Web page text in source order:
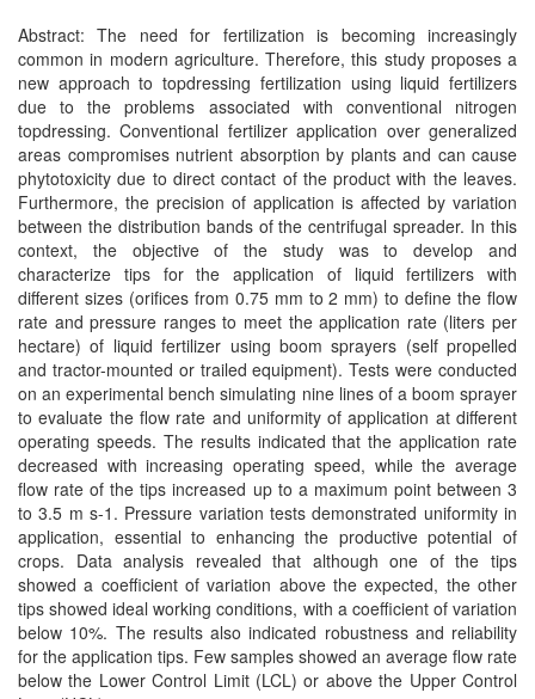
Abstract: The need for fertilization is becoming increasingly
common in modern agriculture. Therefore, this study proposes a
new approach to topdressing fertilization using liquid fertilizers
due to the problems associated with conventional nitrogen
topdressing. Conventional fertilizer application over generalized
areas compromises nutrient absorption by plants and can cause
phytotoxicity due to direct contact of the product with the leaves.
Furthermore, the precision of application is affected by variation
between the distribution bands of the centrifugal spreader. In this
context, the objective of the study was to develop and
characterize tips for the application of liquid fertilizers with
different sizes (orifices from 0.75 mm to 2 mm) to define the flow
rate and pressure ranges to meet the application rate (liters per
hectare) of liquid fertilizer using boom sprayers (self propelled
and tractor-mounted or trailed equipment). Tests were conducted
on an experimental bench simulating nine lines of a boom sprayer
to evaluate the flow rate and uniformity of application at different
operating speeds. The results indicated that the application rate
decreased with increasing operating speed, while the average
flow rate of the tips increased up to a maximum point between 3
to 3.5 m s-1. Pressure variation tests demonstrated uniformity in
application, essential to enhancing the productive potential of
crops. Data analysis revealed that although one of the tips
showed a coefficient of variation above the expected, the other
tips showed ideal working conditions, with a coefficient of variation
below 10%. The results also indicated robustness and reliability
for the application tips. Few samples showed an average flow rate
below the Lower Control Limit (LCL) or above the Upper Control